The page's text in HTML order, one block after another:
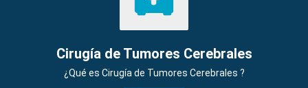
Cirugía de Tumores Cerebrales
¿Qué es Cirugía de Tumores Cerebrales ?